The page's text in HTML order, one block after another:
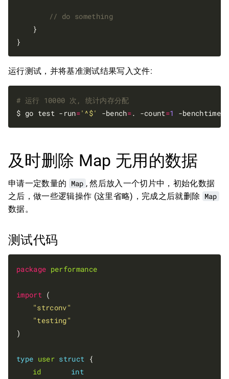
运行测试，并将基准测试结果写入文件:
# 运行 10000 次, 统计内存分配
$ go test -run='^$' -bench=. -count=1 -benchtime=
及时删除 Map 无用的数据
申请一定数量的 Map , 然后放入一个切片中，初始化数据
之后，做一些逻辑操作 (这里省略)，完成之后就删除 Map
数据。
测试代码
package performance
import (
"strconv"
"testing"
)
type user struct {
id
int